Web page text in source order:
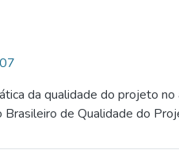
da qualidade do projeto
de Qualidade do